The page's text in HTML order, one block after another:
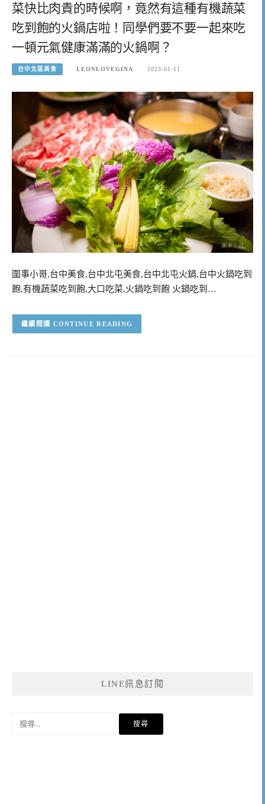
菜快比肉貴的時候啊，竟然有這種有機蔬菜
吃到飽的火鍋店啦！同學們要不要一起來吃
一頓元氣健康滿滿的火鍋啊？
台中北區美食 LEONLOVEGINA 2023-01-11
圍事小哥,台中美食,台中北屯美食,台中北屯火鍋,台中火鍋吃到
飽,有機蔬菜吃到飽,大口吃菜,火鍋吃到飽 火鍋吃到…
CONTINUE READING
LINE訊息訂閱